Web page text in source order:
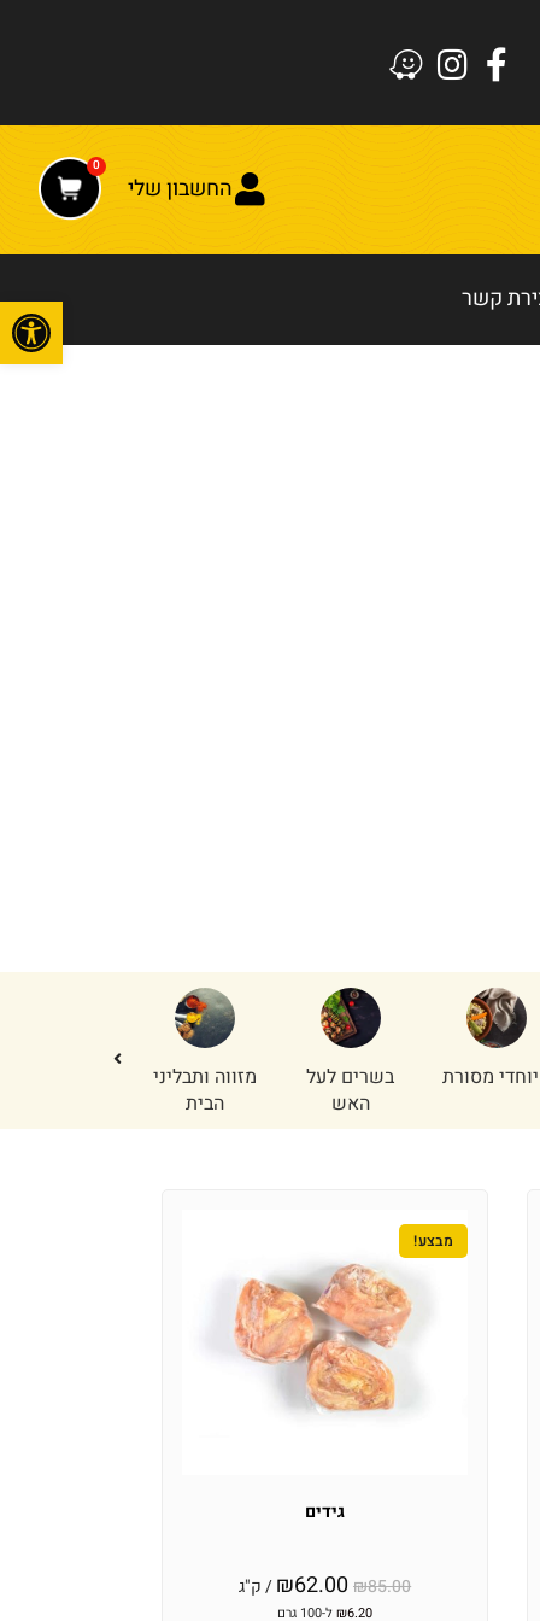
החשבון שלי
0
קשר
מיוחדי
אווז וואגיו Wagyu
מבצע!
גידים
₪85.00
₪62.00 / ק"ג
₪6.20 ל-100 גרם